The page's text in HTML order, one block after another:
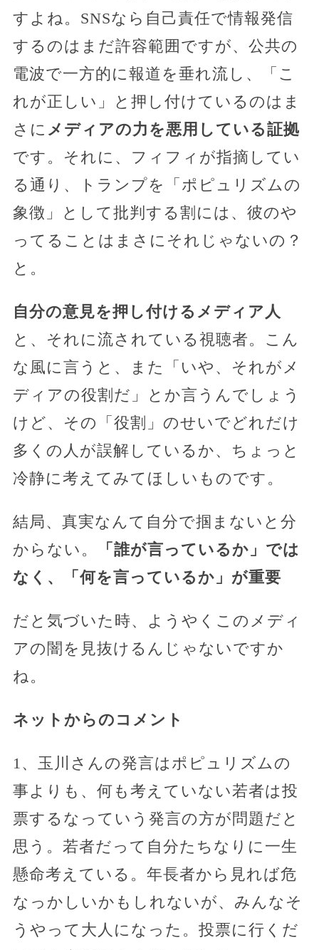
すよね。SNSなら自己責任で情報発信
するのはまだ許容範囲ですが、公共の
電波で一方的に報道を垂れ流し、「こ
れが正しい」と押し付けているのはま
さに メディアの力を悪用している証拠
です。それに、フィフィが指摘してい
る通り、トランプを「ポピュリズムの
象徴」として批判する割には、彼のや
ってることはまさにそれじゃないの？
と。
自分の意見を押し付けるメディア人
と、それに流されている視聴者。こん
な風に言うと、また「いや、それがメ
ディアの役割だ」とか言うんでしょう
けど、その「役割」のせいでどれだけ
多くの人が誤解しているか、ちょっと
冷静に考えてみてほしいものです。
結局、真実なんて自分で掴まないと分
からない。
「誰が言っているか」では
なく、「何を言っているか」が重要
だと気づいた時、ようやくこのメディ
アの闇を見抜けるんじゃないですか
ね。
ネットからのコメント
1、玉川さんの発言はポピュリズムの
事よりも、何も考えていない若者は投
票するなっていう発言の方が問題だと
思う。若者だって自分たちなりに一生
懸命考えている。年長者から見れば危
なっかしいかもしれないが、みんなそ
うやって大人になった。投票に行くだ